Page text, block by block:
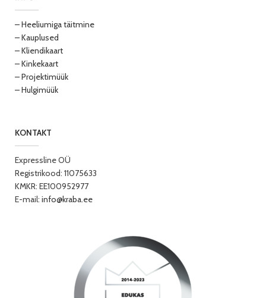
– Heeliumiga täitmine
– Kauplused
– Kliendikaart
– Kinkekaart
– Projektimüük
– Hulgimüük
KONTAKT
Expressline OÜ
Registrikood: 11075633
KMKR: EE100952977
E-mail: info@kraba.ee